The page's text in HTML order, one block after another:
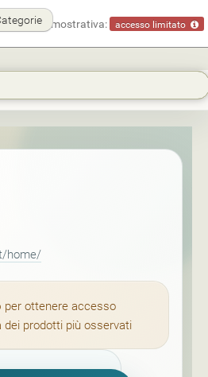
dimostrativa: accesso limitato
home/
per ottenere accesso
prodotti più osservati